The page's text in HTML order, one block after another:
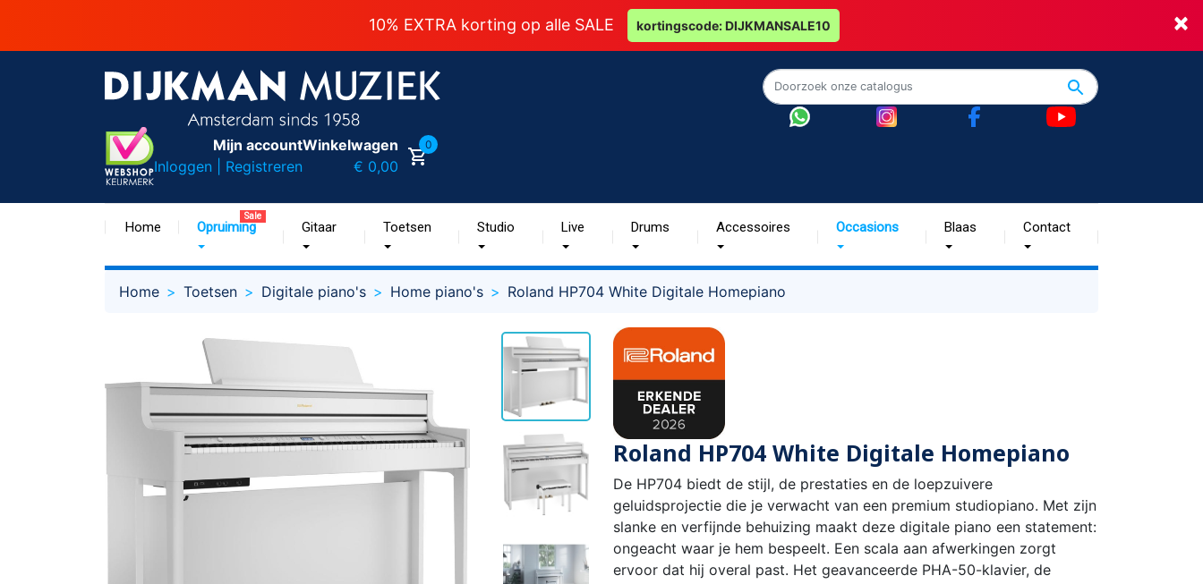
×
10% EXTRA korting op alle SALE kortingscode: DIJKMANSALE10
Mijn account
Inloggen | Registreren
Winkelwagen
€ 0,00
0
Home Opruiming
Sale
Gitaar Toetsen Studio Live Drums Accessoires Occasions Blaas Contact
Home Toetsen Digitale piano's Home piano's Roland HP704 White Digitale Homepiano
Roland HP704 White Digitale Homepiano
De HP704 biedt de stijl, de prestaties en de loepzuivere
geluidsprojectie die je verwacht van een premium studiopiano. Met zijn
slanke en verfijnde behuizing maakt deze digitale piano een statement:
ongeacht waar je hem bespeelt. Een scala aan afwerkingen zorgt
ervoor dat hij overal past. Het geavanceerde PHA-50-klavier, de